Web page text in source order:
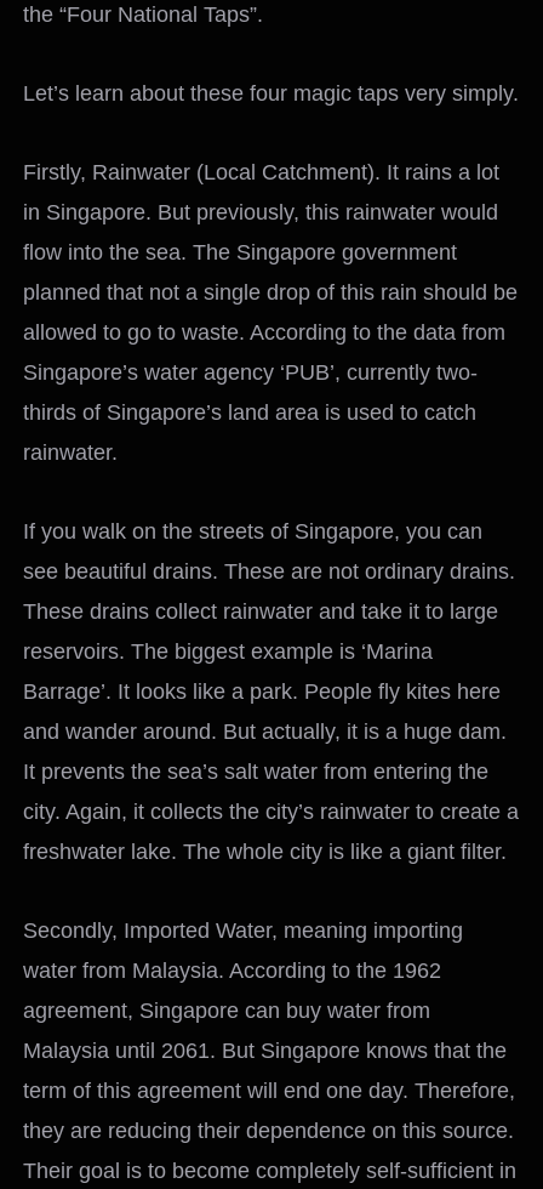
the “Four National Taps”.
Let’s learn about these four magic taps very simply.
Firstly, Rainwater (Local Catchment). It rains a lot
in Singapore. But previously, this rainwater would
flow into the sea. The Singapore government
planned that not a single drop of this rain should be
allowed to go to waste. According to the data from
Singapore’s water agency ‘PUB’, currently two-
thirds of Singapore’s land area is used to catch
rainwater.
If you walk on the streets of Singapore, you can
see beautiful drains. These are not ordinary drains.
These drains collect rainwater and take it to large
reservoirs. The biggest example is ‘Marina
Barrage’. It looks like a park. People fly kites here
and wander around. But actually, it is a huge dam.
It prevents the sea’s salt water from entering the
city. Again, it collects the city’s rainwater to create a
freshwater lake. The whole city is like a giant filter.
Secondly, Imported Water, meaning importing
water from Malaysia. According to the 1962
agreement, Singapore can buy water from
Malaysia until 2061. But Singapore knows that the
term of this agreement will end one day. Therefore,
they are reducing their dependence on this source.
Their goal is to become completely self-sufficient in